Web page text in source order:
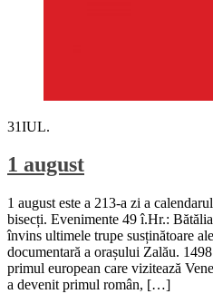
31IUL.
1 august
1 august este a 213-a zi a
bisecți. Evenimente 49 î.Hr.:
învins ultimele trupe susținătoare
documentară a orașului Zalău.
primul european care vizitează
a devenit primul român, […]